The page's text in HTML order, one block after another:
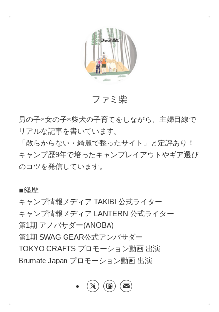
ファミ柴
男の子×女の子×柴犬の子育てをしながら、主婦目線で
リアルな記事を書いています。
「散らからない・綺麗で整ったサイト」と定評あり！
キャンプ歴9年で培ったキャンプレイアウトやギア選び
のコツを発信しています。
◾︎経歴
キャンプ情報メディア TAKIBI 公式ライター
キャンプ情報メディア LANTERN 公式ライター
第1期 アノバサダー(ANOBA)
第1期 SWAG GEAR公式アンバサダー
TOKYO CRAFTS プロモーション動画 出演
Brumate Japan プロモーション動画 出演